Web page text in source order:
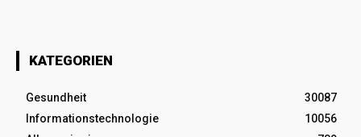
KATEGORIEN
Gesundheit
30087
Informationstechnologie
10056